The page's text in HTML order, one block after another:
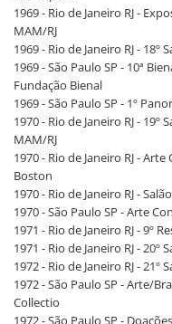
1969 - Rio de Janeiro RJ -
MAM/RJ
1969 - Rio de Janeiro RJ -
1969 - São Paulo SP - 10ª
Fundação Bienal
1969 - São Paulo SP - 1º
1970 - Rio de Janeiro RJ -
MAM/RJ
1970 - Rio de Janeiro RJ -
Boston
1970 - Rio de Janeiro RJ -
1970 - São Paulo SP - Arte
1971 - Rio de Janeiro RJ - 9º
1971 - Rio de Janeiro RJ -
1972 - Rio de Janeiro RJ -
1972 - São Paulo SP - Arte/
Collectio
1972 - São Paulo SP -